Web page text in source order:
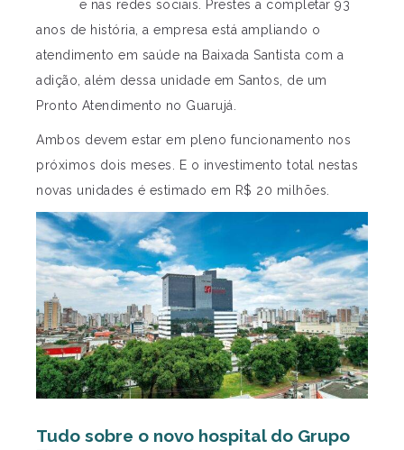
e nas redes sociais. Prestes a completar 93
anos de história, a empresa está ampliando o
atendimento em saúde na Baixada Santista com a
adição, além dessa unidade em Santos, de um
Pronto Atendimento no Guarujá.
Ambos devem estar em pleno funcionamento nos
próximos dois meses. E o investimento total nestas
novas unidades é estimado em R$ 20 milhões.
Tudo sobre o novo hospital do Grupo